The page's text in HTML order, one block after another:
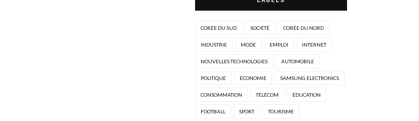
CORÉE DU SUD SOCIÉTÉ CORÉE DU NORD
INDUSTRIE MODE EMPLOI INTERNET
NOUVELLES TECHNOLOGIES AUTOMOBILE
POLITIQUE ÉCONOMIE SAMSUNG ELECTRONICS
CONSOMMATION TÉLÉCOM ÉDUCATION
FOOTBALL SPORT TOURISME